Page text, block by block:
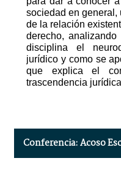
sociedad en general,
de la relación
derecho,
disciplina el
jurídico y como se
que explica el
trascendencia
Conferencia: Acoso